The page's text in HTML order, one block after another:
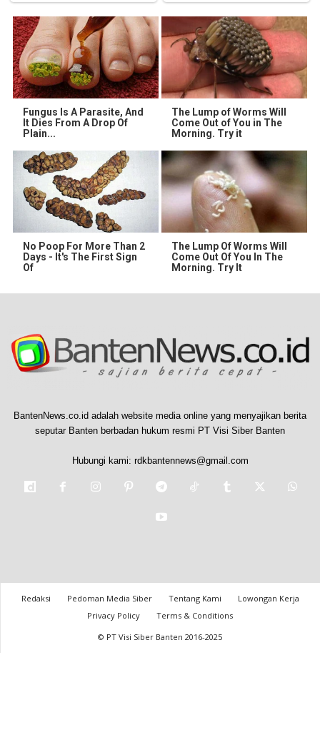
Fungus Is A Parasite, And
It Dies From A Drop Of
Plain...
The Lump of Worms Will
Come Out of You in The
Morning. Try it
No Poop For More Than 2
Days - It's The First Sign
Of
The Lump Of Worms Will
Come Out Of You In The
Morning. Try It
BantenNews.co.id adalah website media online yang menyajikan berita
seputar Banten berbadan hukum resmi PT Visi Siber Banten
Hubungi kami: rdkbantennews@gmail.com
Redaksi Pedoman Media Siber Tentang Kami
Lowongan Kerja
Privacy Policy
Terms & Conditions
© PT Visi Siber Banten 2016-2025